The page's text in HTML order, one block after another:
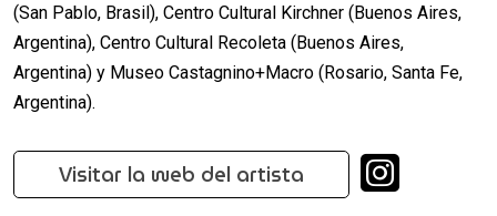
(San Pablo, Brasil), Centro Cultural Kirchner (Buenos Aires,
Argentina), Centro Cultural Recoleta (Buenos Aires,
Argentina) y Museo Castagnino+Macro (Rosario, Santa Fe,
Argentina).
Visitar la web del artista